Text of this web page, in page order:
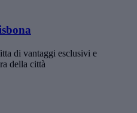
di vantaggi esclusivi e
della città